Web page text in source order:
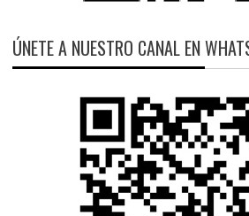
ÚNETE A NUESTRO CANAL EN